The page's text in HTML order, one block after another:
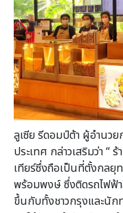
ลูเซีย รีดอมป์ต้า ผู้อำนวย
ประเทศ กล่าวเสริมว่า “
เทียร์ซึ่งถือเป็นที่ตั้งกลยุ
พร้อมพงษ์ ซึ่งติดรถไฟฟ้า
ขึ้นกับทั้งชาวกรุงและนัก